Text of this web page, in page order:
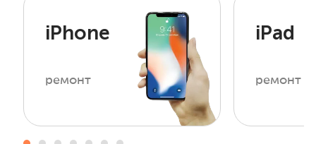
iPhone
ремонт
iPad
ремонт